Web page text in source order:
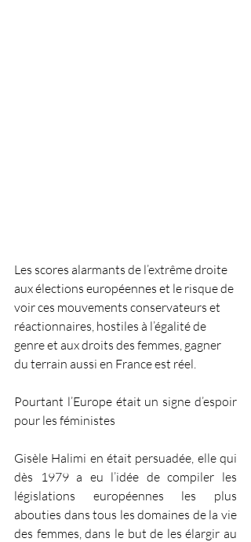
Les scores alarmants de l’extrême droite
aux élections européennes et le risque de
voir ces mouvements conservateurs et
réactionnaires, hostiles à l’égalité de
genre et aux droits des femmes, gagner
du terrain aussi en France est réel.
Pourtant l’Europe était un signe d’espoir
pour les féministes
Gisèle Halimi en était persuadée, elle qui
dès 1979 a eu l’idée de compiler les
législations européennes les plus
abouties dans tous les domaines de la vie
des femmes, dans le but de les élargir au